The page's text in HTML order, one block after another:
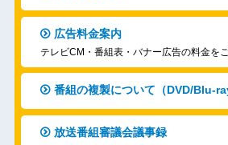
広告料金案内
テレビCM・番組表・バナー広告の料金を
番組の複製について（DVD/Blu-
放送番組審議会議事録